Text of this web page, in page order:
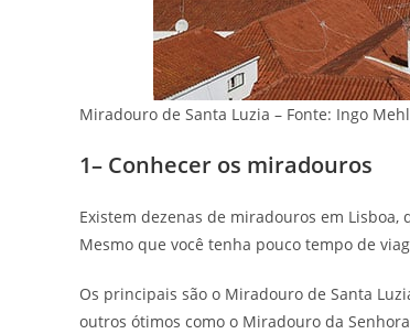
Miradouro de Santa Luzia – Fonte: Ingo
1– Conhecer os miradouros
Existem dezenas de miradouros em
Mesmo que você tenha pouco tempo de
Os principais são o Miradouro de Santa
outros ótimos como o Miradouro da